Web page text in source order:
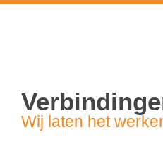
Wij laten het